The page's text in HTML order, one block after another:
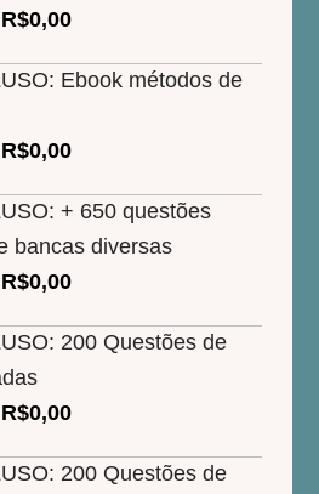
R$0,00
Ebook métodos de
R$0,00
+ 650 questões
bancas diversas
R$0,00
200 Questões de
R$0,00
200 Questões de